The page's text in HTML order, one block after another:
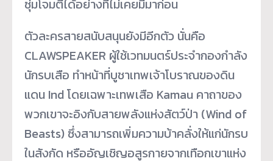
ซุ่มโจมตีได้อย่างที่ไม่เคยมีมาก่อน
ตัวละครสายสนับสนุนยังมีอีกตัว นั่นคือ
CLAWSPEAKER ผู้ใช้เวทมนตร์ประจำกองกำลัง
นักรบเสือ ทำหน้าที่บูชาเทพเจ้าโบราณของดิน
แดน Ind โดยเฉพาะเทพเสือ Kamau คาถาของ
พวกเขาจะอิงกับสายพลังแห่งสัตว์ป่า (Wind of
Beasts) ซึ่งสามารถเพิ่มความบ้าคลั่งให้แก่นักรบ
ในสังกัด หรืออัญเชิญอสูรกายจากเทือกเขาแห่ง